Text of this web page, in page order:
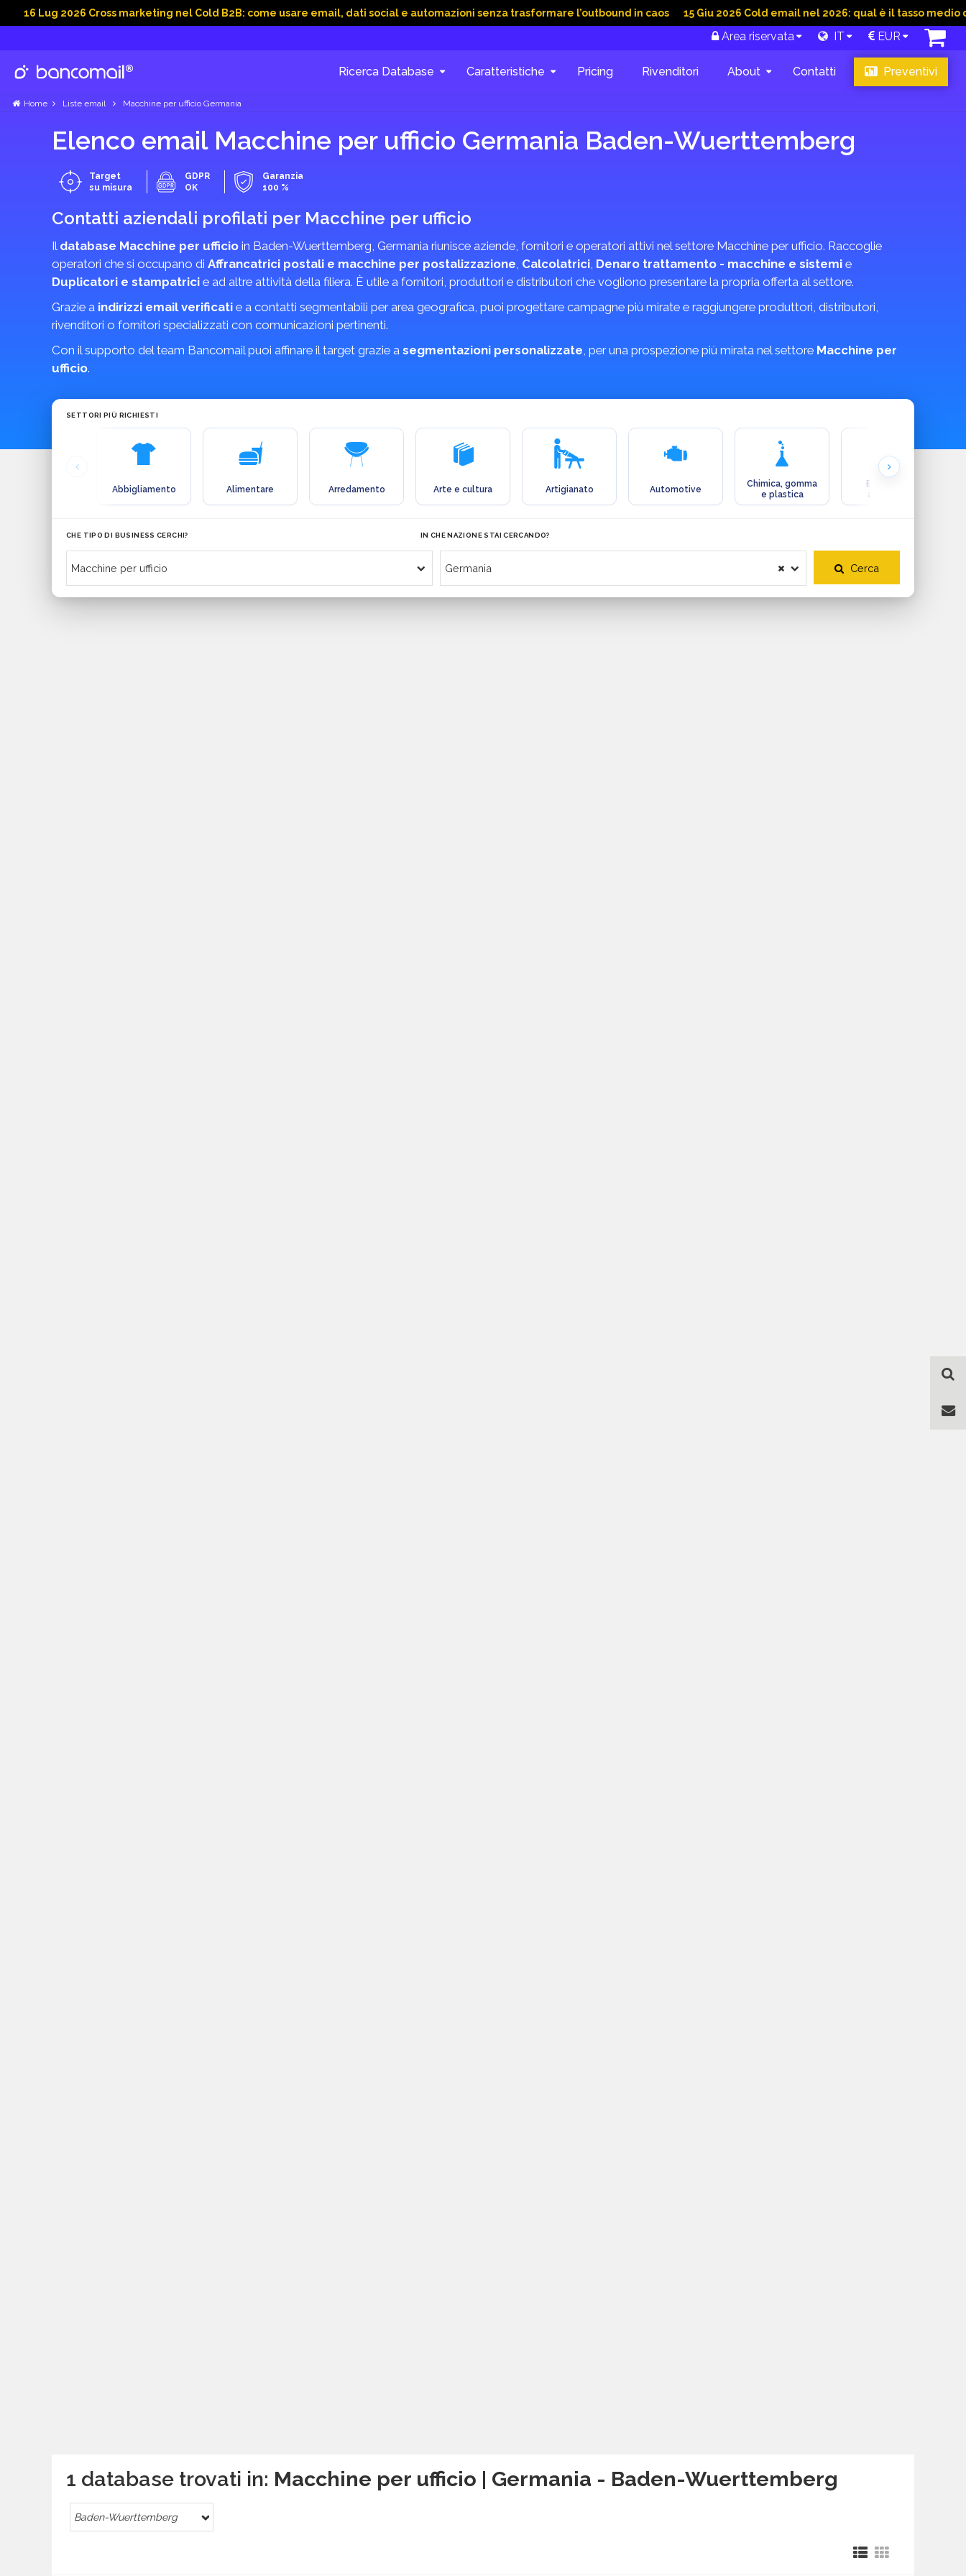
2026 Cross marketing nel Cold B2B: come usare email, dati social e automazioni senza trasformare l’outbound in caos 15 Giu 2026 Cold email nel 2026: qual è il tasso medio di
Area riservata IT EUR
Ricerca Database Caratteristiche Pricing Rivenditori About Contatti Preventivi
Home Liste email Macchine per ufficio Germania
Elenco email Macchine per ufficio Germania Baden-Wuerttemberg
Target
su misura
GDPR
OK
Garanzia
100 %
Contatti aziendali profilati per Macchine per ufficio
Il database Macchine per ufficio in Baden-Wuerttemberg, Germania riunisce aziende, fornitori e operatori attivi nel settore Macchine per ufficio. Raccoglie
operatori che si occupano di Affrancatrici postali e macchine per postalizzazione, Calcolatrici, Denaro trattamento - macchine e sistemi e
Duplicatori e stampatrici e ad altre attività della filiera. È utile a fornitori, produttori e distributori che vogliono presentare la propria offerta al settore.
Grazie a indirizzi email verificati e a contatti segmentabili per area geografica, puoi progettare campagne più mirate e raggiungere produttori, distributori,
rivenditori o fornitori specializzati con comunicazioni pertinenti.
Con il supporto del team Bancomail puoi affinare il target grazie a segmentazioni personalizzate, per una prospezione più mirata nel settore Macchine per
ufficio.
SETTORI PIÙ RICHIESTI
Abbigliamento Alimentare Arredamento Arte e cultura Artigianato Automotive
Chimica, gomma
e plastica
Ecologia e
ambiente
CHE TIPO DI BUSINESS CERCHI? IN CHE NAZIONE STAI CERCANDO?
Cerca
1 database trovati in: Macchine per ufficio | Germania - Baden-Wuerttemberg
Baden-Wuerttemberg